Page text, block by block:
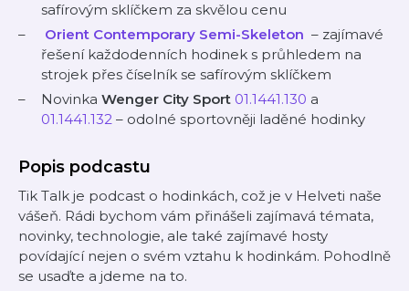
safírovým sklíčkem za skvělou cenu
Orient Contemporary Semi-Skeleton – zajímavé
řešení každodenních hodinek s průhledem na
strojek přes číselník se safírovým sklíčkem
Novinka Wenger City Sport ⁠01.1441.130⁠ a
⁠01.1441.132⁠ – odolné sportovněji laděné hodinky
Popis podcastu
Tik Talk je podcast o hodinkách, což je v Helveti naše
vášeň. Rádi bychom vám přinášeli zajímavá témata,
novinky, technologie, ale také zajímavé hosty
povídající nejen o svém vztahu k hodinkám. Pohodlně
se usaďte a jdeme na to.